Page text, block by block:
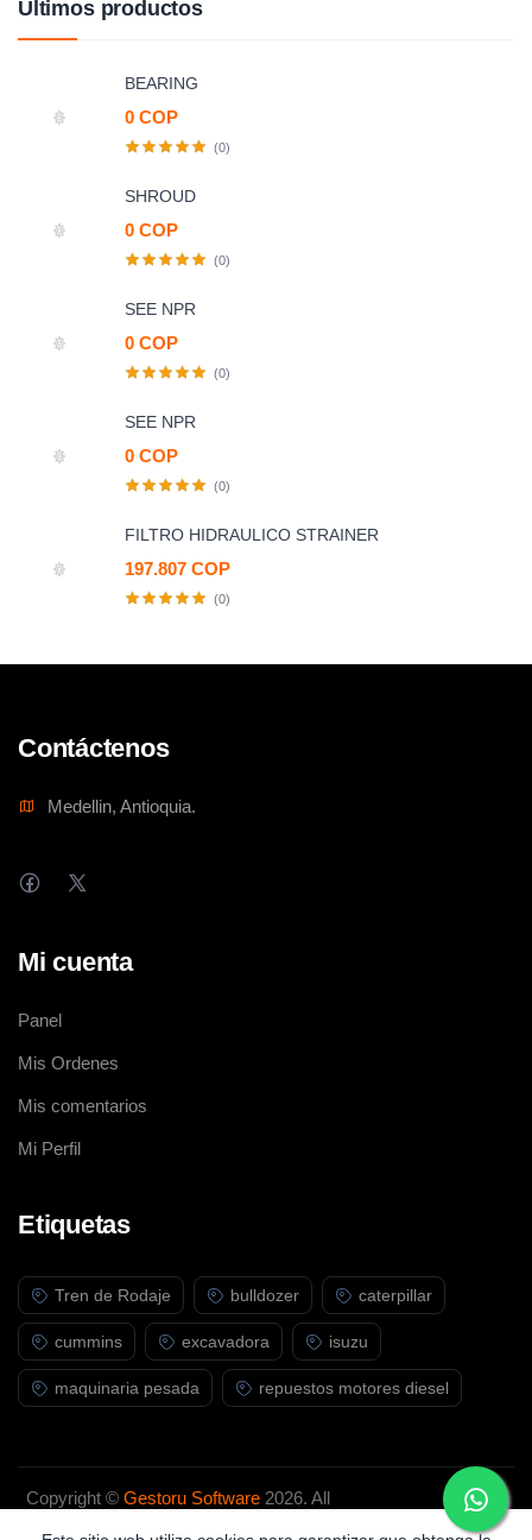
Últimos productos
BEARING
0 COP
(0)
SHROUD
0 COP
(0)
SEE NPR
0 COP
(0)
SEE NPR
0 COP
(0)
FILTRO HIDRAULICO STRAINER
197.807 COP
(0)
Contáctenos
Medellin, Antioquia.
Mi cuenta
Panel
Mis Ordenes
Mis comentarios
Mi Perfil
Etiquetas
Tren de Rodaje bulldozer caterpillar
cummins excavadora isuzu
maquinaria pesada repuestos motores diesel
Copyright ©Gestoru Software 2026. All